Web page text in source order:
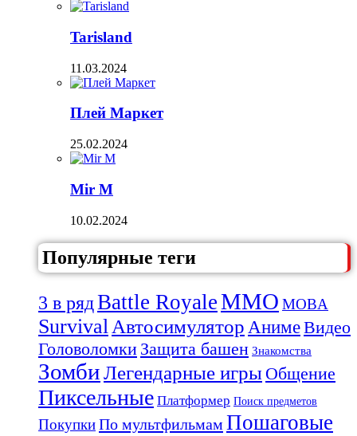
Tarisland
11.03.2024
Плей Маркет
25.02.2024
Mir M
10.02.2024
Популярные теги
3 в рядBattle RoyaleMMO MOBA
Survival АвтосимуляторАнимеВидео
Головоломки Защита башен Знакомства
ЗомбиЛегендарные игры Общение
Пиксельные Платформер Поиск предметов
ПокупкиПо мультфильмам Пошаговые